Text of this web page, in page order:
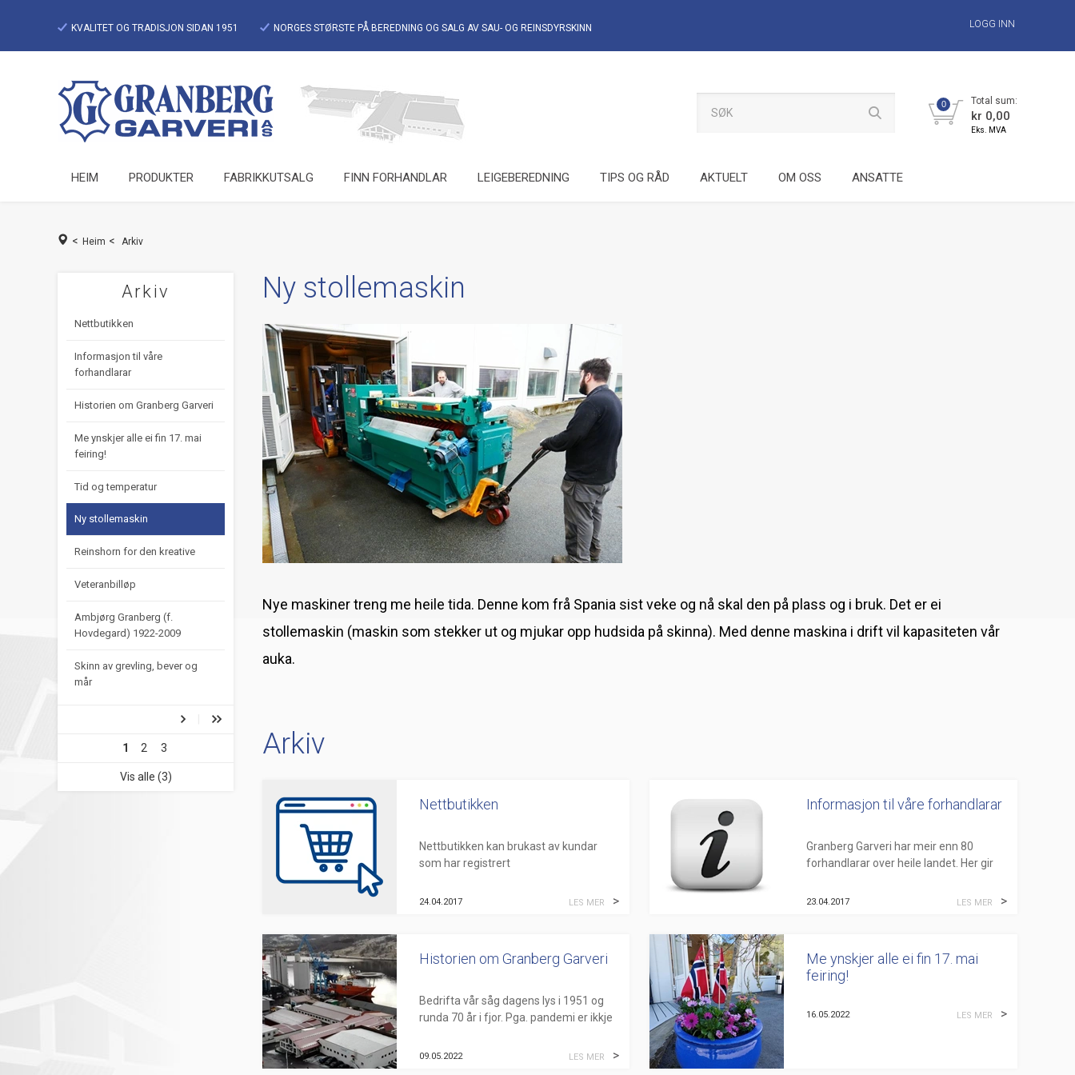
KVALITET OG TRADISJON SIDAN 1951 NORGES STØRSTE PÅ BEREDNING OG SALG AV SAU- OG REINSDYRSKINN LOGG INN
0 Total sum:
kr 0,00
Eks. MVA
HEIM PRODUKTER FABRIKKUTSALG FINN FORHANDLAR LEIGEBEREDNING TIPS OG RÅD AKTUELT OM OSS ANSATTE
< Heim < Arkiv
Arkiv
Nettbutikken
Informasjon til våre
forhandlarar
Historien om Granberg Garveri
Me ynskjer alle ei fin 17. mai
feiring!
Tid og temperatur
Ny stollemaskin
Reinshorn for den kreative
Veteranbilløp
Ambjørg Granberg (f.
Hovdegard) 1922-2009
Skinn av grevling, bever og
mår
1 2 3
Vis alle (3)
Ny stollemaskin
Nye maskiner treng me heile tida. Denne kom frå Spania sist veke og nå skal den på plass og i bruk. Det er ei
stollemaskin (maskin som stekker ut og mjukar opp hudsida på skinna). Med denne maskina i drift vil kapasiteten vår
auka.
Arkiv
Nettbutikken
Nettbutikken kan brukast av kundar
som har registrert
Enhetsregisteret
. For å kunne nytte
24.04.2017 LES MER
Informasjon til våre forhandlarar
Granberg Garveri har meir enn 80
forhandlarar over heile landet. Her gir
Nettbutikken:
23.04.2017 LES MER
Historien om Granberg Garveri
Bedrifta vår såg dagens lys i 1951 og
runda 70 år i fjor. Pga. pandemi er ikkje
laga ein film «Hi...
09.05.2022 LES MER
Me ynskjer alle ei fin 17. mai
feiring!
16.05.2022 LES MER